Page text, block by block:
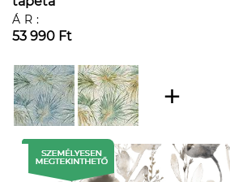
ÁR:
53 990 Ft